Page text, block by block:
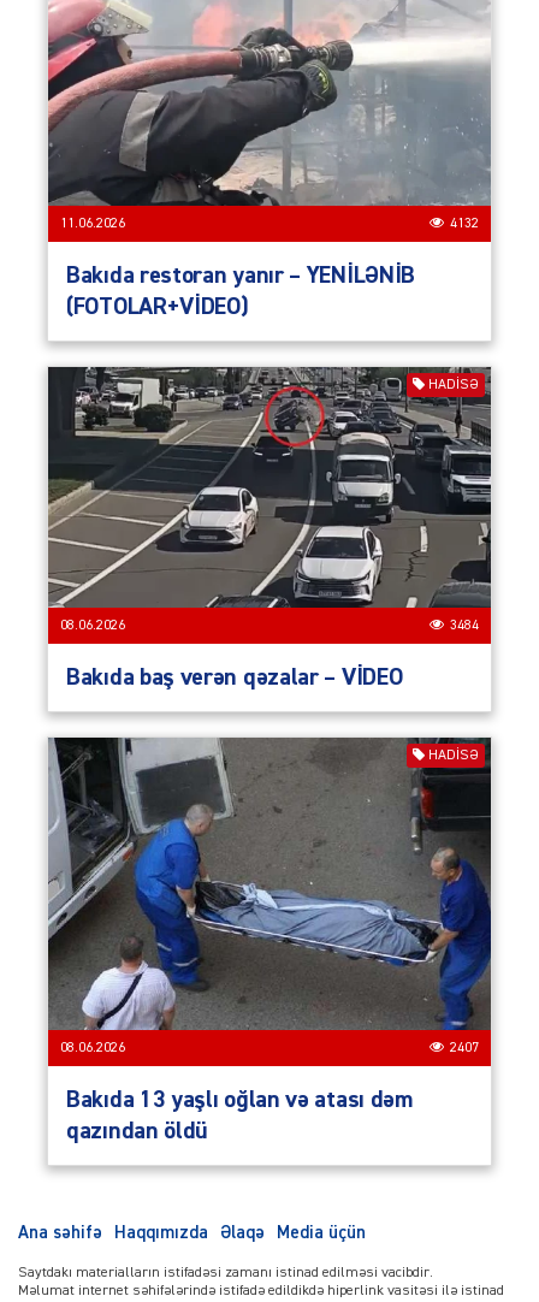
11.06.2026 4132
Bakıda restoran yanır – YENİLƏNİB
(FOTOLAR+VİDEO)
HADISƏ
08.06.2026 3484
Bakıda baş verən qəzalar – VİDEO
HADISƏ
08.06.2026 2407
Bakıda 13 yaşlı oğlan və atası dəm
qazından öldü
Ana səhifə Haqqımızda Əlaqə Media üçün
Saytdakı materialların istifadəsi zamanı istinad edilməsi vacibdir.
Məlumat internet səhifələrində istifadə edildikdə hiperlink vasitəsi ilə istinad